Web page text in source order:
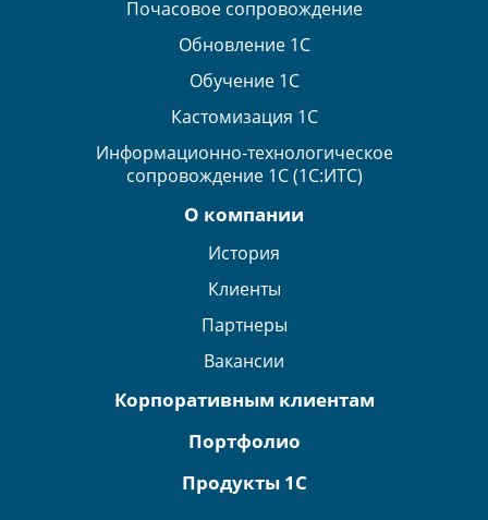
Почасовое сопровождение
Обновление 1С
Обучение 1С
Кастомизация 1С
Информационно-технологическое
сопровождение 1С (1С:ИТС)
О компании
История
Клиенты
Партнеры
Вакансии
Корпоративным клиентам
Портфолио
Продукты 1С